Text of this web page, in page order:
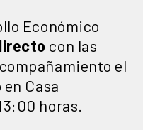
Económico
con las
el
Casa
horas.